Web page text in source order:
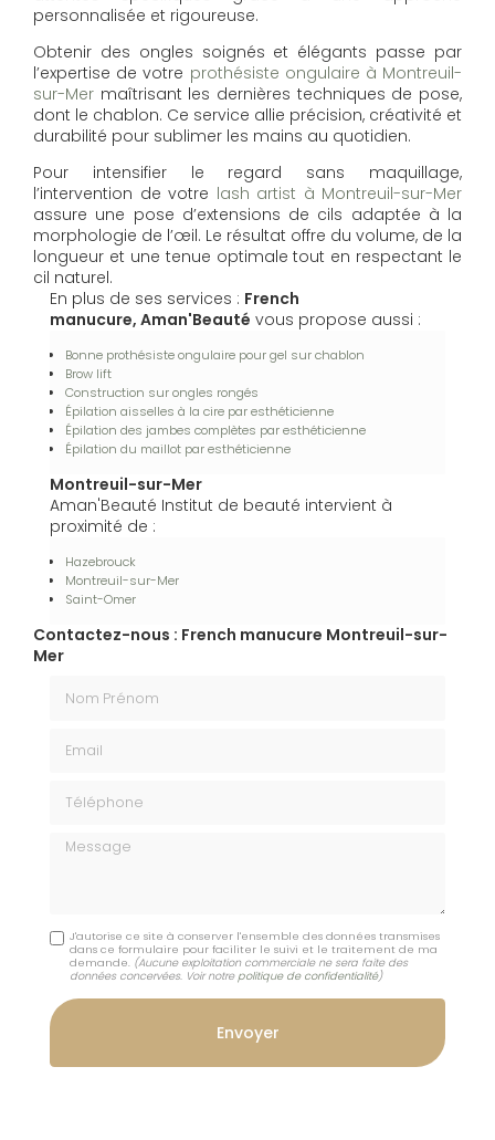
personnalisée et rigoureuse.
Obtenir des ongles soignés et élégants passe par
l’expertise de votre prothésiste ongulaire à Montreuil-
sur-Mer maîtrisant les dernières techniques de pose,
dont le chablon. Ce service allie précision, créativité et
durabilité pour sublimer les mains au quotidien.
Pour intensifier le regard sans maquillage,
l’intervention de votre lash artist à Montreuil-sur-Mer
assure une pose d’extensions de cils adaptée à la
morphologie de l’œil. Le résultat offre du volume, de la
longueur et une tenue optimale tout en respectant le
cil naturel.
En plus de ses services : French
manucure, Aman'Beauté vous propose aussi :
Bonne prothésiste ongulaire pour gel sur chablon
Brow lift
Construction sur ongles rongés
Épilation aisselles à la cire par esthéticienne
Épilation des jambes complètes par esthéticienne
Épilation du maillot par esthéticienne
Montreuil-sur-Mer
Aman'Beauté Institut de beauté intervient à
proximité de :
Hazebrouck
Montreuil-sur-Mer
Saint-Omer
Contactez-nous : French manucure Montreuil-sur-
Mer
Message
J'autorise ce site à conserver l'ensemble des données transmises
dans ce formulaire pour faciliter le suivi et le traitement de ma
demande. (Aucune exploitation commerciale ne sera faite des
données concervées. Voir notre politique de confidentialité)